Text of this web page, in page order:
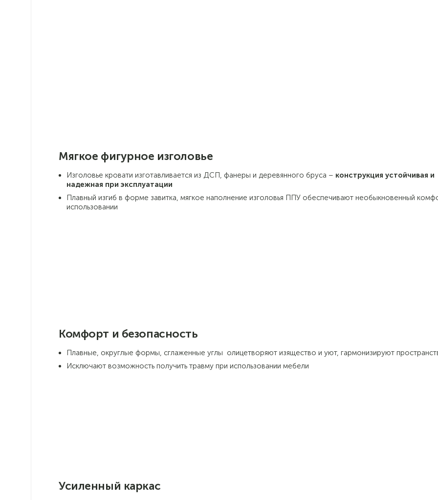
Мягкое фигурное изголовье
Изголовье кровати изготавливается из ДСП, фанеры и деревянного бруса – конструкция устойчивая и
надежная при эксплуатации
Плавный изгиб в форме завитка, мягкое наполнение изголовья ППУ обеспечивают необыкновенный
использовании
Комфорт и безопасность
Плавные, округлые формы, сглаженные углы олицетворяют изящество и уют, гармонизируют
Исключают возможность получить травму при использовании мебели
Усиленный каркас